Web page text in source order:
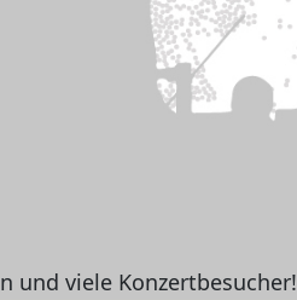
und viele Konzertbesucher!